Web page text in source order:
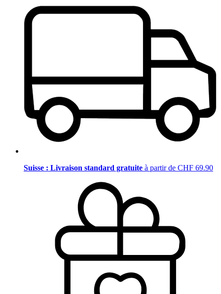
Suisse : Livraison standard gratuite à partir de CHF 69.90